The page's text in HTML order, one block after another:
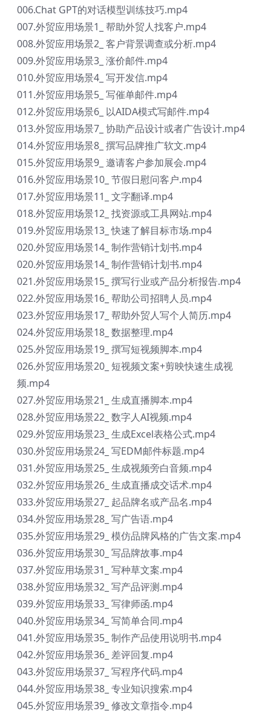
006.Chat GPT的对话模型训练技巧.mp4
007.外贸应用场景1_ 帮助外贸人找客户.mp4
008.外贸应用场景2_ 客户背景调查或分析.mp4
009.外贸应用场景3_ 涨价邮件.mp4
010.外贸应用场景4_ 写开发信.mp4
011.外贸应用场景5_ 写催单邮件.mp4
012.外贸应用场景6_ 以AIDA模式写邮件.mp4
013.外贸应用场景7_ 协助产品设计或者广告设计.mp4
014.外贸应用场景8_ 撰写品牌推广软文.mp4
015.外贸应用场景9_ 邀请客户参加展会.mp4
016.外贸应用场景10_ 节假日慰问客户.mp4
017.外贸应用场景11_ 文字翻译.mp4
018.外贸应用场景12_ 找资源或工具网站.mp4
019.外贸应用场景13_ 快速了解目标市场.mp4
020.外贸应用场景14_ 制作营销计划书.mp4
020.外贸应用场景14_ 制作营销计划书.mp4
021.外贸应用场景15_ 撰写行业或产品分析报告.mp4
022.外贸应用场景16_ 帮助公司招聘人员.mp4
023.外贸应用场景17_ 帮助外贸人写个人简历.mp4
024.外贸应用场景18_ 数据整理.mp4
025.外贸应用场景19_ 撰写短视频脚本.mp4
026.外贸应用场景20_ 短视频文案+剪映快速生成视
频.mp4
027.外贸应用场景21_ 生成直播脚本.mp4
028.外贸应用场景22_ 数字人AI视频.mp4
029.外贸应用场景23_ 生成Excel表格公式.mp4
030.外贸应用场景24_ 写EDM邮件标题.mp4
031.外贸应用场景25_ 生成视频旁白音频.mp4
032.外贸应用场景26_ 生成直播成交话术.mp4
033.外贸应用场景27_ 起品牌名或产品名.mp4
034.外贸应用场景28_ 写广告语.mp4
035.外贸应用场景29_ 模仿品牌风格的广告文案.mp4
036.外贸应用场景30_ 写品牌故事.mp4
037.外贸应用场景31_ 写种草文案.mp4
038.外贸应用场景32_ 写产品评测.mp4
039.外贸应用场景33_ 写律师函.mp4
040.外贸应用场景34_ 写简单合同.mp4
041.外贸应用场景35_ 制作产品使用说明书.mp4
042.外贸应用场景36_ 差评回复.mp4
043.外贸应用场景37_ 写程序代码.mp4
044.外贸应用场景38_ 专业知识搜索.mp4
045.外贸应用场景39_ 修改文章指令.mp4